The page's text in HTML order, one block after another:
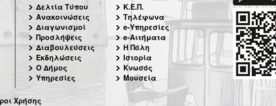
Δελτία Τύπου
Ανακοινώσεις
Διαγωνισμοί
Προσλήψεις
Διαβουλεύσεις
Εκδηλώσεις
Ο Δήμος
Υπηρεσίες
Κ.Ε.Π.
Τηλέφωνα
e-Υπηρεσίες
e-Αιτήματα
Η Πόλη
Ιστορία
Κνωσός
Μουσεία
Χρήσης